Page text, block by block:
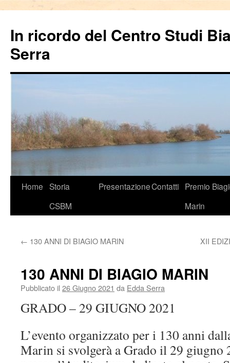
In ricordo del Centro Studi
Serra
VaiHome Storia
CSBM
PresentazioneContatti Premio
Marin
← 130 ANNI DI BIAGIO MARIN XII
130 ANNI DI BIAGIO MARIN
Pubblicato il 26 Giugno 2021 da Edda Serra
GRADO – 29 GIUGNO 2021
L’evento organizzato per i 130 anni
Marin si svolgerà a Grado il 29 giugno